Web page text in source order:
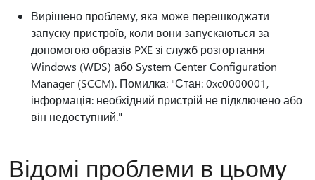
Вирішено проблему, яка може перешкоджати
запуску пристроїв, коли вони запускаються за
допомогою образів PXE зі служб розгортання
Windows (WDS) або System Center Configuration
Manager (SCCM). Помилка: "Стан: 0xc0000001,
інформація: необхідний пристрій не підключено або
він недоступний."
Відомі проблеми в цьому